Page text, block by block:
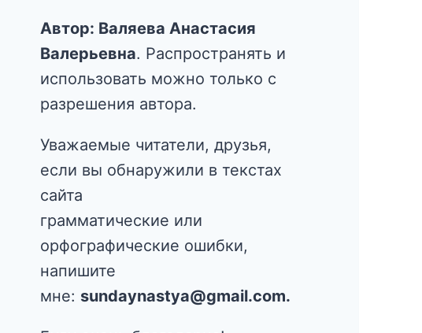
Автор: Валяева Анастасия
Валерьевна. Распространять и
использовать можно только с
разрешения автора.
Уважаемые читатели, друзья,
если вы обнаружили в текстах
сайта
грамматические или
орфографические ошибки,
напишите
мне: sundaynastya@gmail.com.